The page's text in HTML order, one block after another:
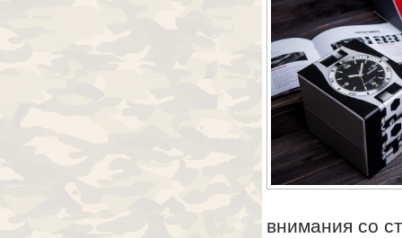
внимания со